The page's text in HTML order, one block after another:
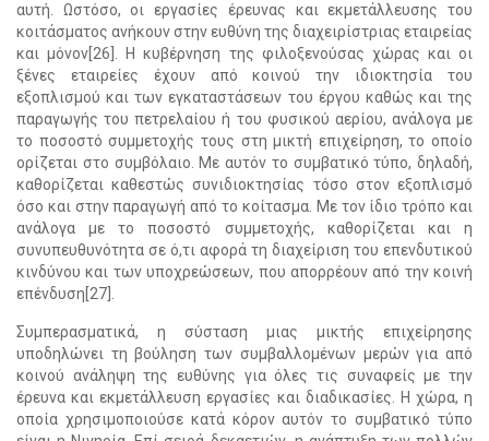
αυτή. Ωστόσο, οι εργασίες έρευνας και εκμετάλλευσης του
κοιτάσματος ανήκουν στην ευθύνη της διαχειρίστριας εταιρείας
και μόνον[26]. Η κυβέρνηση της φιλοξενούσας χώρας και οι
ξένες εταιρείες έχουν από κοινού την ιδιοκτησία του
εξοπλισμού και των εγκαταστάσεων του έργου καθώς και της
παραγωγής του πετρελαίου ή του φυσικού αερίου, ανάλογα με
το ποσοστό συμμετοχής τους στη μικτή επιχείρηση, το οποίο
ορίζεται στο συμβόλαιο. Με αυτόν το συμβατικό τύπο, δηλαδή,
καθορίζεται καθεστώς συνιδιοκτησίας τόσο στον εξοπλισμό
όσο και στην παραγωγή από το κοίτασμα. Με τον ίδιο τρόπο και
ανάλογα με το ποσοστό συμμετοχής, καθορίζεται και η
συνυπευθυνότητα σε ό,τι αφορά τη διαχείριση του επενδυτικού
κινδύνου και των υποχρεώσεων, που απορρέουν από την κοινή
επένδυση[27].
Συμπερασματικά, η σύσταση μιας μικτής επιχείρησης
υποδηλώνει τη βούληση των συμβαλλομένων μερών για από
κοινού ανάληψη της ευθύνης για όλες τις συναφείς με την
έρευνα και εκμετάλλευση εργασίες και διαδικασίες. Η χώρα, η
οποία χρησιμοποιούσε κατά κόρον αυτόν το συμβατικό τύπο